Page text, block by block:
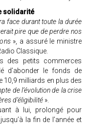
solidarité
face durant toute la durée
pire que de perdre nos
», a assuré le ministre
Classique.
des petits commerces
d’abonder le fonds de
10,9 milliards en plus des
de l’évolution de la crise
d’éligibilité ».
à lui, prolongé pour
la fin de l’année et